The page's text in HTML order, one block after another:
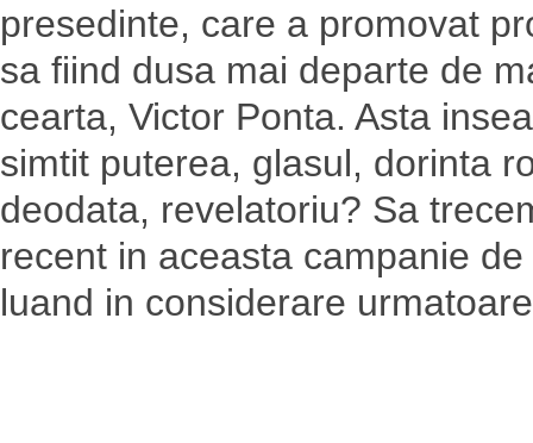
presedinte, care a promovat
sa fiind dusa mai departe de
cearta, Victor Ponta. Asta
simtit puterea, glasul, dorinta
deodata, revelatoriu? Sa
recent in aceasta campanie
luand in considerare